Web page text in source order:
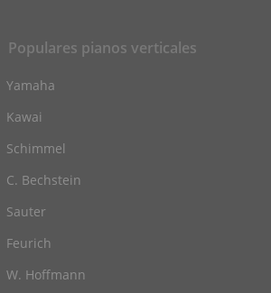
Populares pianos verticales
Yamaha
Kawai
Schimmel
C. Bechstein
Sauter
Feurich
W. Hoffmann